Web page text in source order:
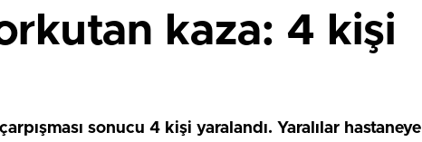
kaza: 4 kişi
sonucu 4 kişi yaralandı. Yaralılar hastaneye